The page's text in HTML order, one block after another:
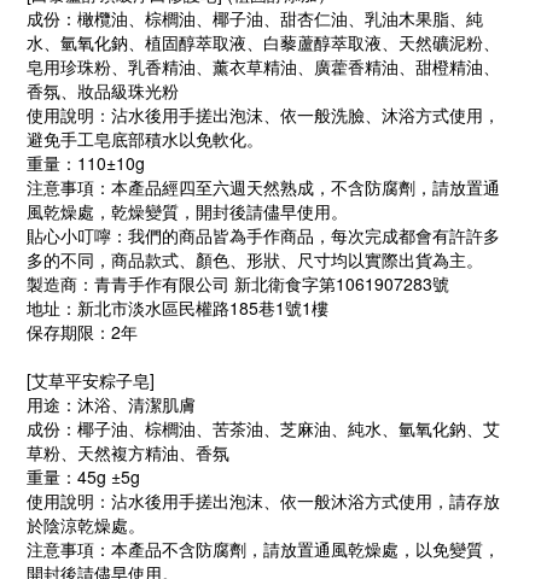
成份：橄欖油、棕櫚油、椰子油、甜杏仁油、乳油木果脂、純
水、氫氧化鈉、植固醇萃取液、白藜蘆醇萃取液、天然礦泥粉、
皂用珍珠粉、乳香精油、薰衣草精油、廣藿香精油、甜橙精油、
香氛、妝品級珠光粉
使用說明：沾水後用手搓出泡沫、依一般洗臉、沐浴方式使用，
避免手工皂底部積水以免軟化。
重量：110±10g
注意事項：本產品經四至六週天然熟成，不含防腐劑，請放置通
風乾燥處，乾燥變質，開封後請儘早使用。
貼心小叮嚀：我們的商品皆為手作商品，每次完成都會有許許多
多的不同，商品款式、顏色、形狀、尺寸均以實際出貨為主。
製造商：青青手作有限公司 新北衛食字第1061907283號
地址：新北市淡水區民權路185巷1號1樓
保存期限：2年
[艾草平安粽子皂]
用途：沐浴、清潔肌膚
成份：椰子油、棕櫚油、苦茶油、芝麻油、純水、氫氧化鈉、艾
草粉、天然複方精油、香氛
重量：45g ±5g
使用說明：沾水後用手搓出泡沫、依一般沐浴方式使用，請存放
於陰涼乾燥處。
注意事項：本產品不含防腐劑，請放置通風乾燥處，以免變質，
開封後請儘早使用。